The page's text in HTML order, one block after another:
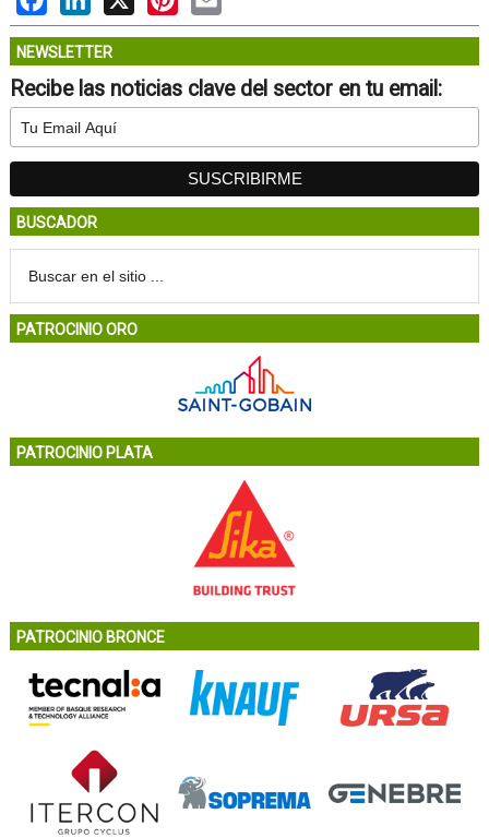
NEWSLETTER
Recibe las noticias clave del sector en tu email:
BUSCADOR
PATROCINIO ORO
PATROCINIO PLATA
PATROCINIO BRONCE